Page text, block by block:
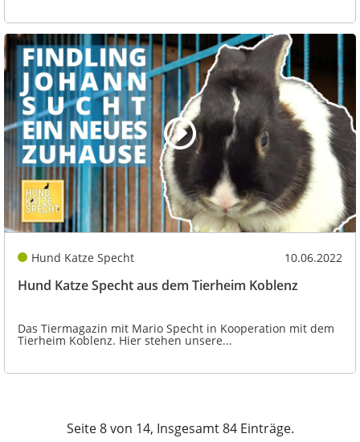
Hund Katze Specht 10.06.2022
Hund Katze Specht aus dem Tierheim Koblenz
Das Tiermagazin mit Mario Specht in Kooperation mit dem
Tierheim Koblenz. Hier stehen unsere...
Seite 8 von 14, Insgesamt 84 Einträge.